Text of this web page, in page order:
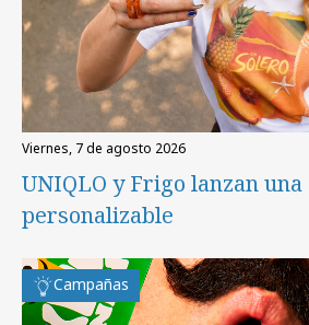
viernes, 7 de agosto 2026
UNIQLO y Frigo lanzan
personalizable
Campañas